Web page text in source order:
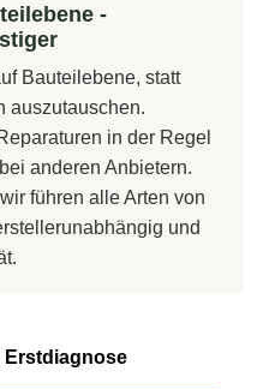
-
Bauteilebene, statt
auszutauschen.
in der Regel
anderen Anbietern.
führen alle Arten von
und
Erstdiagnose